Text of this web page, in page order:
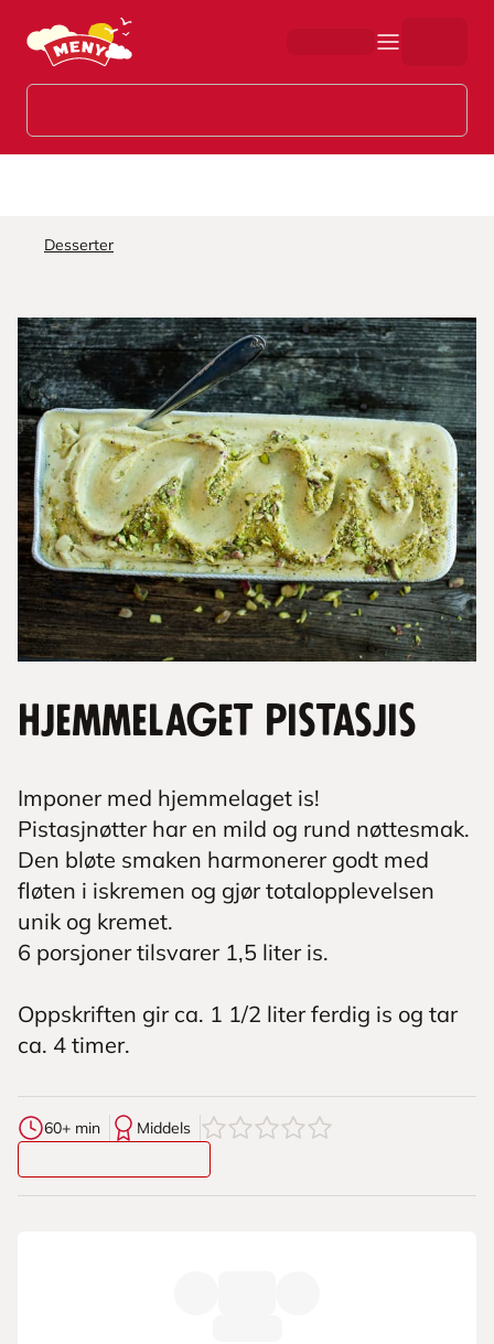
Hopp til hovedinnhold
Desserter
Hjemmelaget pistasjis
Imponer med hjemmelaget is!
Pistasjnøtter har en mild og rund nøttesmak.
Den bløte smaken harmonerer godt med
fløten i iskremen og gjør totalopplevelsen
unik og kremet.
6 porsjoner tilsvarer 1,5 liter is.
Oppskriften gir ca. 1 1/2 liter ferdig is og tar
ca. 4 timer.
60+ min Middels 0av5stjerner